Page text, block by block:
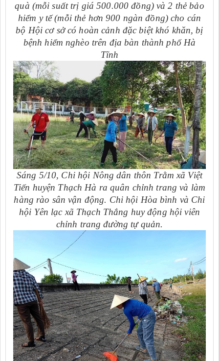
quà (mỗi suất trị giá 500.000 đồng) và 2 thẻ bảo
hiểm y tế (mỗi thẻ hơn 900 ngàn đồng) cho cán
bộ Hội cơ sở có hoàn cảnh đặc biệt khó khăn, bị
bệnh hiểm nghèo trên địa bàn thành phố Hà
Tĩnh
Sáng 5/10, Chi hội Nông dân thôn Trằm xã Việt
Tiến huyện Thạch Hà ra quân chỉnh trang và làm
hàng rào sân vận động. Chi hội Hòa bình và Chi
hội Yên lạc xã Thạch Thắng huy động hội viên
chỉnh trang đường tự quản.